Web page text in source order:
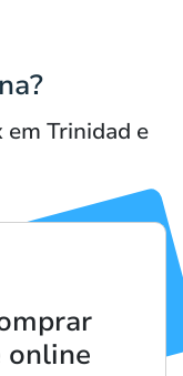
Trinidad e
online